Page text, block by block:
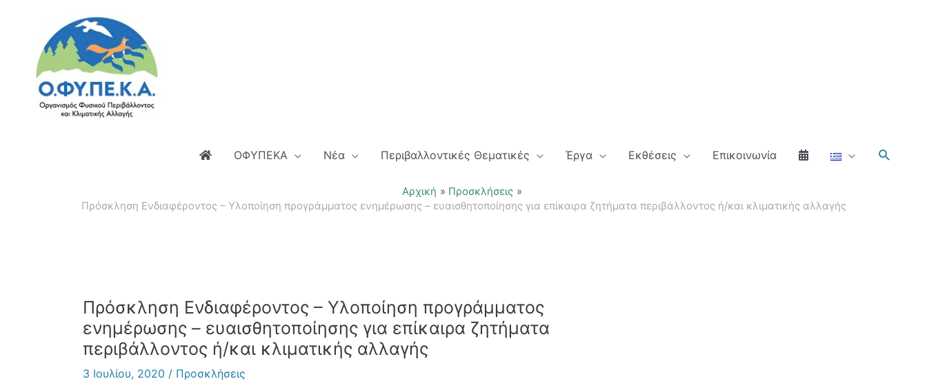
περιεχόμενο
ΟΦΥΠΕΚΑ Νέα Περιβαλλοντικές Θεματικές Έργα Εκθέσεις Επικοινωνία
Αρχική
Προσκλήσεις
Πρόσκληση Ενδιαφέροντος – Υλοποίηση προγράμματος ενημέρωσης – ευαισθητοποίησης για επίκαιρα ζητήματα περιβάλλοντος ή/και κλιματικής αλλαγής
Πρόσκληση Ενδιαφέροντος – Υλοποίηση προγράμματος
ενημέρωσης – ευαισθητοποίησης για επίκαιρα ζητήματα
περιβάλλοντος ή/και κλιματικής αλλαγής
3 Ιουλίου, 2020 / Προσκλήσεις